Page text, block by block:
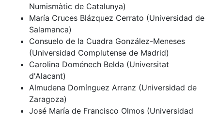
Numismàtic de Catalunya)
María Cruces Blázquez Cerrato (Universidad de
Salamanca)
Consuelo de la Cuadra González-Meneses
(Universidad Complutense de Madrid)
Carolina Doménech Belda (Universitat
d'Alacant)
Almudena Domínguez Arranz (Universidad de
Zaragoza)
José María de Francisco Olmos (Universidad